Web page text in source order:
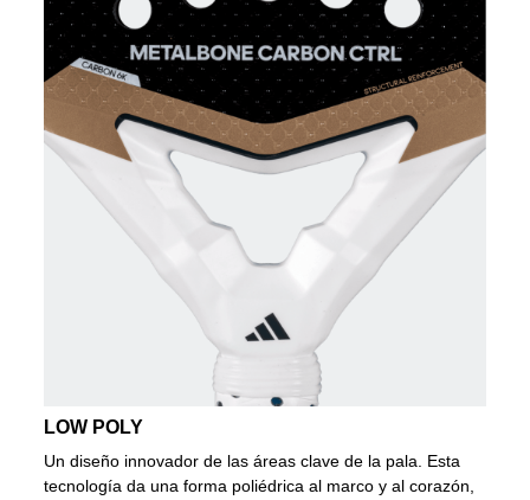
LOW POLY
Un diseño innovador de las áreas clave de la pala. Esta
tecnología da una forma poliédrica al marco y al corazón,